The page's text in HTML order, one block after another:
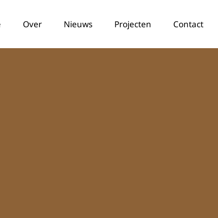
Over Nieuws Projecten Contact